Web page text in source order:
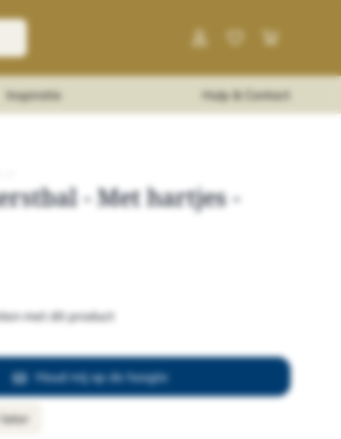
Inspiratie Hulp & Contact
- Met hartjes -
met dit product
Houd mij op de hoogte